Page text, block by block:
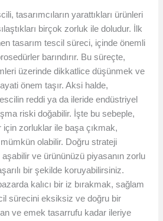
tasarımcıların yarattıkları ürünleri
birçok zorluk ile doludur. İlk
tasarım tescil süreci, içinde önemli
barındırır. Bu süreçte,
üzerinde dikkatlice düşünmek ve
önem taşır. Aksi halde,
reddi ya da ileride endüstriyel
riski doğabilir. İşte bu sebeple,
için zorluklar ile başa çıkmak,
olabilir. Doğru strateji
ve ürününüzü piyasanın zorlu
bir şekilde koruyabilirsiniz.
kalıcı bir iz bırakmak, sağlam
sürecini eksiksiz ve doğru bir
ve emek tasarrufu kadar ileriye